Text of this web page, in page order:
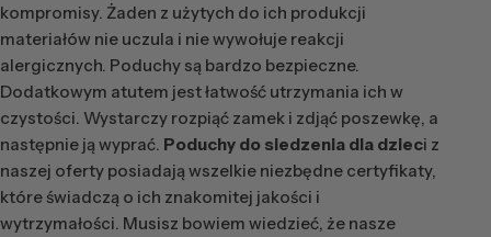
kompromisy. Żaden z użytych do ich produkcji
materiałów nie uczula i nie wywołuje reakcji
alergicznych. Poduchy są bardzo bezpieczne.
Dodatkowym atutem jest łatwość utrzymania ich w
czystości. Wystarczy rozpiąć zamek i zdjąć poszewkę, a
następnie ją wyprać. Poduchy do siedzenia dla dzieci z
naszej oferty posiadają wszelkie niezbędne certyfikaty,
które świadczą o ich znakomitej jakości i
wytrzymałości. Musisz bowiem wiedzieć, że nasze